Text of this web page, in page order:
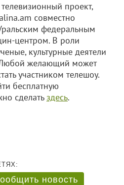
проект,
совместно
федеральным
центром. В роли
культурные деятели
желающий может
участником телешоу.
бесплатную
сделатьздесь.
новость